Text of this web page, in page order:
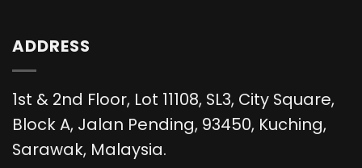
ADDRESS
1st & 2nd Floor, Lot 11108, SL3, City Square,
Block A, Jalan Pending, 93450, Kuching,
Sarawak, Malaysia.